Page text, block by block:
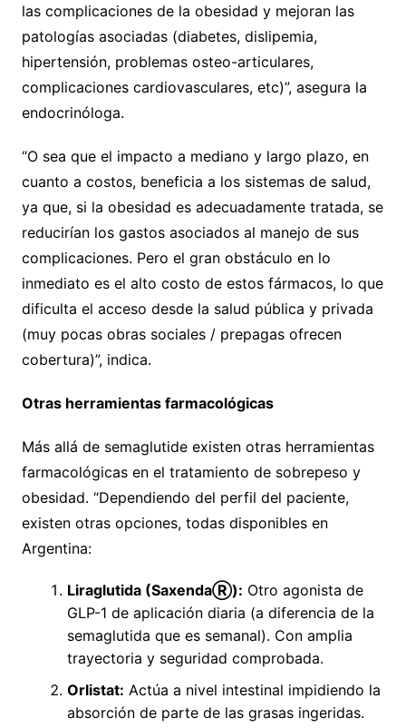
las complicaciones de la obesidad y mejoran las
patologías asociadas (diabetes, dislipemia,
hipertensión, problemas osteo-articulares,
complicaciones cardiovasculares, etc)”, asegura la
endocrinóloga.
“O sea que el impacto a mediano y largo plazo, en
cuanto a costos, beneficia a los sistemas de salud,
ya que, si la obesidad es adecuadamente tratada, se
reducirían los gastos asociados al manejo de sus
complicaciones. Pero el gran obstáculo en lo
inmediato es el alto costo de estos fármacos, lo que
dificulta el acceso desde la salud pública y privada
(muy pocas obras sociales / prepagas ofrecen
cobertura)”, indica.
Otras herramientas farmacológicas
Más allá de semaglutide existen otras herramientas
farmacológicas en el tratamiento de sobrepeso y
obesidad. “Dependiendo del perfil del paciente,
existen otras opciones, todas disponibles en
Argentina:
Liraglutida (SaxendaⓇ): Otro agonista de
GLP-1 de aplicación diaria (a diferencia de la
semaglutida que es semanal). Con amplia
trayectoria y seguridad comprobada.
Orlistat: Actúa a nivel intestinal impidiendo la
absorción de parte de las grasas ingeridas.